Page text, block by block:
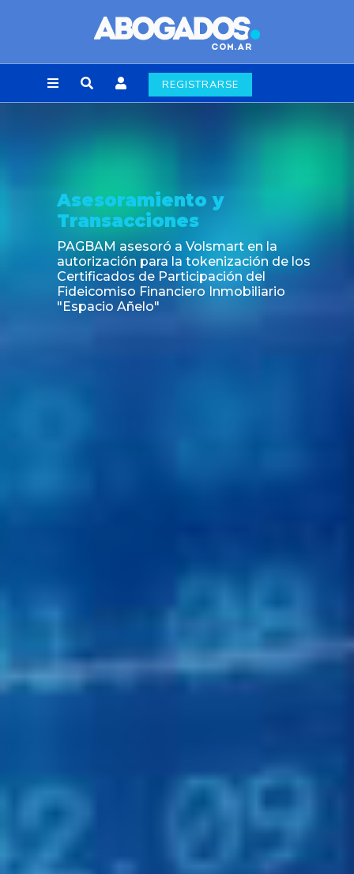
REGISTRARSE
Asesoramiento y
Transacciones
PAGBAM asesoró a Volsmart en la
autorización para la tokenización de los
Certificados de Participación del
Fideicomiso Financiero Inmobiliario
"Espacio Añelo"